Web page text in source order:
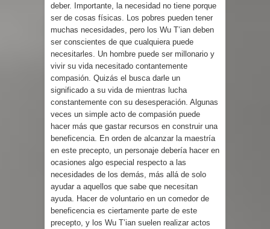
deber. Importante, la necesidad no tiene porque
ser de cosas físicas. Los pobres pueden tener
muchas necesidades, pero los Wu T’ian deben
ser conscientes de que cualquiera puede
necesitarles. Un hombre puede ser millonario y
vivir su vida necesitado contantemente
compasión. Quizás el busca darle un
significado a su vida de mientras lucha
constantemente con su desesperación. Algunas
veces un simple acto de compasión puede
hacer más que gastar recursos en construir una
beneficencia. En orden de alcanzar la maestría
en este precepto, un personaje debería hacer en
ocasiones algo especial respecto a las
necesidades de los demás, más allá de solo
ayudar a aquellos que sabe que necesitan
ayuda. Hacer de voluntario en un comedor de
beneficencia es ciertamente parte de este
precepto, y los Wu T’ian suelen realizar actos